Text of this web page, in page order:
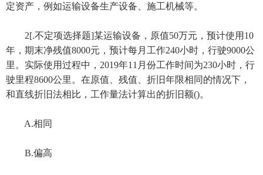
定资产，例如运输设备生产设备、施工机械等。
2[.不定项选择题]某运输设备，原值50万元，预计使用10
年，期末净残值8000元，预计每月工作240小时，行驶9000公
里。实际使用过程中，2019年11月份工作时间为230小时，行
驶里程8600公里。在原值、残值、折旧年限相同的情况下，
和直线折旧法相比，工作量法计算出的折旧额()。
A.相同
B.偏高